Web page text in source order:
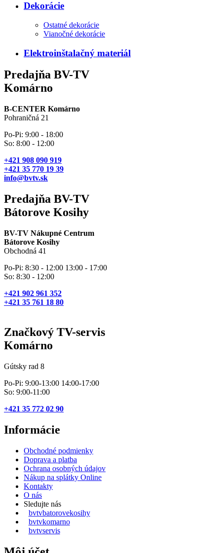
Dekorácie
Ostatné dekorácie
Vianočné dekorácie
Elektroinštalačný materiál
Predajňa BV-TV
Komárno
B-CENTER Komárno
Pohraničná 21
Po-Pi: 9:00 - 18:00
So: 8:00 - 12:00
+421 908 090 919
+421 35 770 19 39
info@bvtv.sk
Predajňa BV-TV
Bátorove Kosihy
BV-TV Nákupné Centrum
Bátorove Kosihy
Obchodná 41
Po-Pi: 8:30 - 12:00 13:00 - 17:00
So: 8:30 - 12:00
+421 902 961 352
+421 35 761 18 80
Značkový TV-servis
Komárno
Gútsky rad 8
Po-Pi: 9:00-13:00 14:00-17:00
So: 9:00-11:00
+421 35 772 02 90
Informácie
Obchodné podmienky
Doprava a platba
Ochrana osobných údajov
Nákup na splátky Online
Kontakty
O nás
Sledujte nás
bvtvbatorovekosihy
bvtvkomarno
bvtvservis